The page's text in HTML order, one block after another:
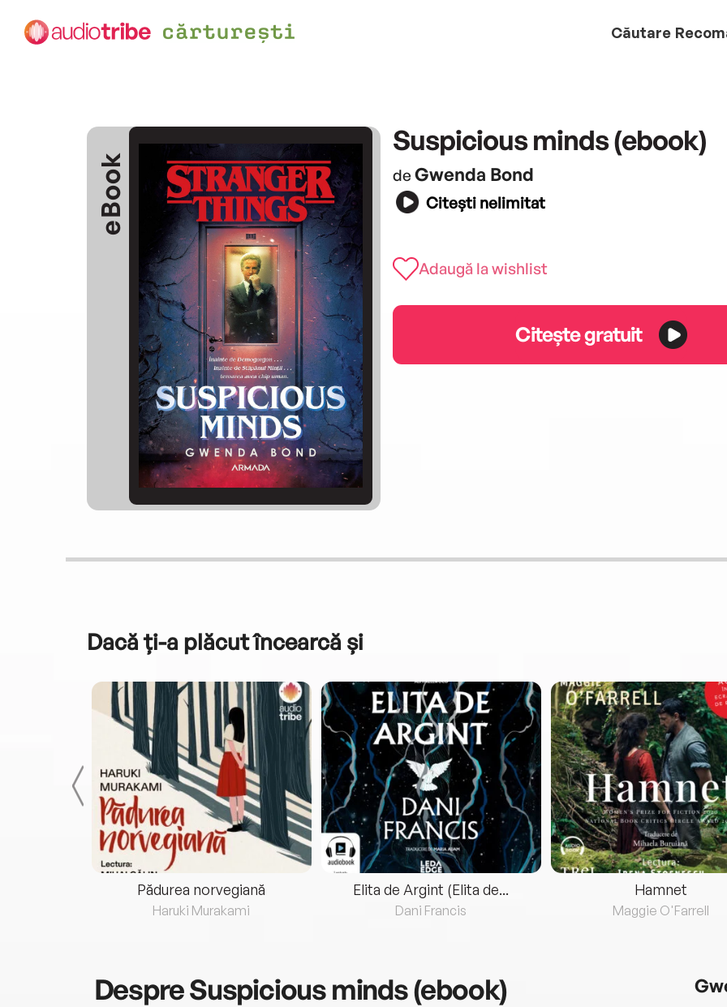
Căutare
eBook
Suspicious minds (ebook)
de Gwenda Bond
Citești nelimitat
Adaugă la wishlist
Citește gratuit
Dacă ți-a plăcut încearcă și
Pădurea norvegiană
Haruki Murakami
Elita de Argint (Elita de...
Dani Francis
Hamnet
Maggie O'Farrell
DespreSuspicious minds (ebook)